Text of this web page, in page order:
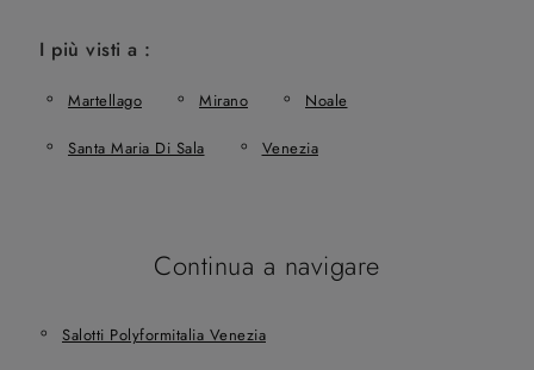
I più visti a :
Martellago Mirano Noale
Santa Maria Di Sala Venezia
Continua a navigare
Salotti Polyformitalia Venezia